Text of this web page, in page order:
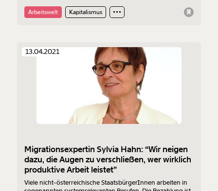
Vermittlungsagenturen, wie sie mit ihrem Stundenlohn weit
unter dem Kollektivvertrag landeten - und von ihrem
Arbeitswelt Kapitalismus
13.04.2021
Migrationsexpertin Sylvia Hahn: “Wir neigen
dazu, die Augen zu verschließen, wer wirklich
produktive Arbeit leistet”
Viele nicht-österreichische StaatsbürgerInnen arbeiten in